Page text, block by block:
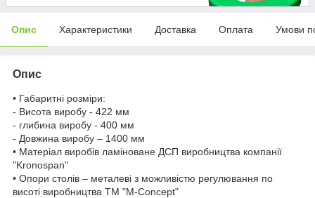
Опис Характеристики Доставка Оплата Умови
Опис
• Габаритні розміри:
- Висота виробу - 422 мм
- глибина виробу - 400 мм
- Довжина виробу – 1400 мм
• Матеріал виробів ламіноване ДСП виробництва компанії
"Kronospan"
• Опори столів – металеві з можливістю регулювання по
висоті виробництва ТМ "M-Concept"